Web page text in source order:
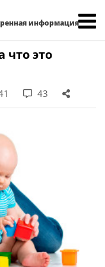
информация
что это
43